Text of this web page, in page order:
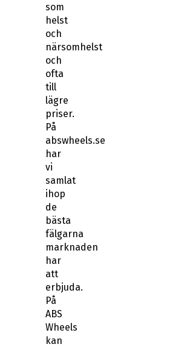
som
helst
och
närsomhelst
och
ofta
till
lägre
priser.
På
abswheels.se
har
vi
samlat
ihop
de
bästa
fälgarna
marknaden
har
att
erbjuda.
På
ABS
Wheels
kan